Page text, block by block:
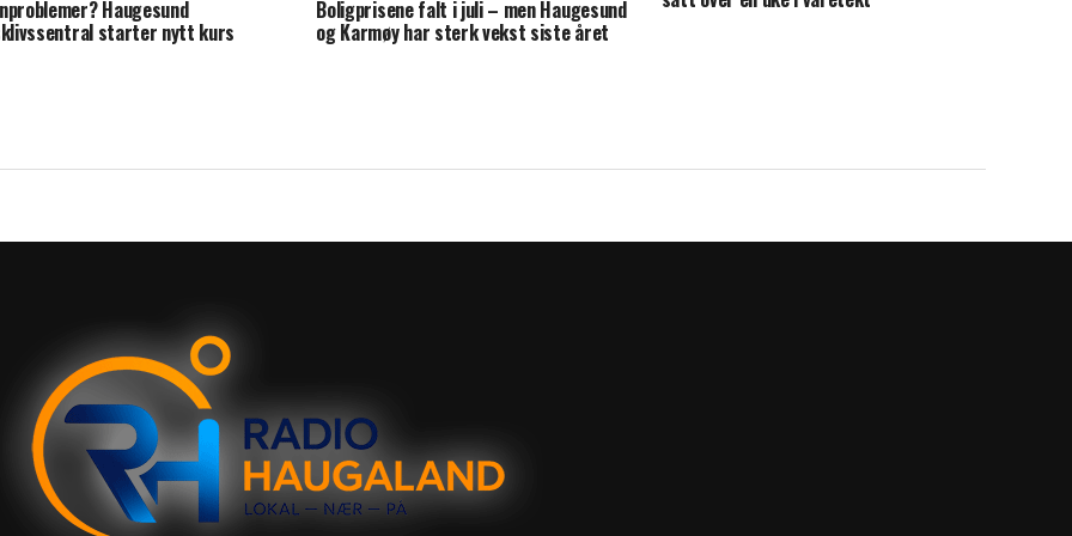
Haugesund
starter nytt kurs
Boligprisene falt i juli – men Haugesund
og Karmøy har sterk vekst siste året